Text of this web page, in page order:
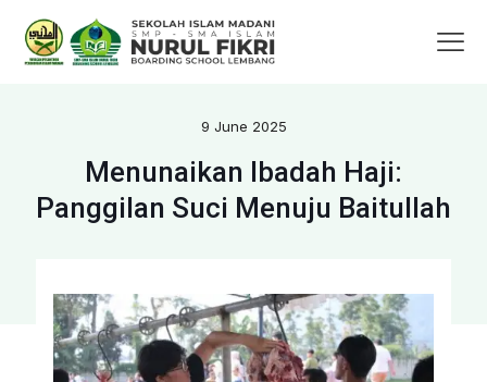
9 June 2025
Menunaikan Ibadah Haji:
Panggilan Suci Menuju Baitullah